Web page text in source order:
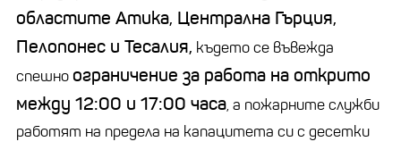
областите Атика, Централна Гърция,
Пелопонес и Тесалия, където се въвежда
спешно ограничение за работа на открито
между 12:00 и 17:00 часа, а пожарните служби
работят на предела на капацитета си с десетки